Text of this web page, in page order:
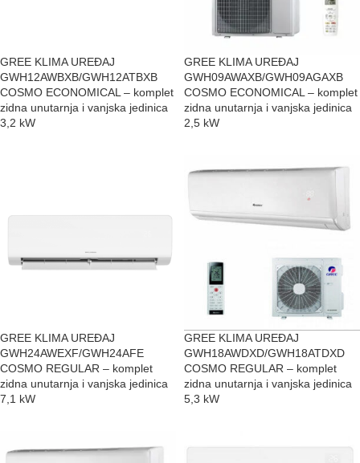
GREE KLIMA UREĐAJ
GWH12AWBXB/GWH12ATBXB
COSMO ECONOMICAL – komplet
zidna unutarnja i vanjska jedinica
3,2 kW
GREE KLIMA UREĐAJ
GWH09AWAXB/GWH09AGAXB
COSMO ECONOMICAL – komplet
zidna unutarnja i vanjska jedinica
2,5 kW
GREE KLIMA UREĐAJ
GWH24AWEXF/GWH24AFE
COSMO REGULAR – komplet
zidna unutarnja i vanjska jedinica
7,1 kW
GREE KLIMA UREĐAJ
GWH18AWDXD/GWH18ATDXD
COSMO REGULAR – komplet
zidna unutarnja i vanjska jedinica
5,3 kW